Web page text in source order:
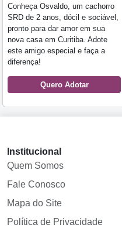
Conheça Osvaldo, um cachorro
SRD de 2 anos, dócil e sociável,
pronto para dar amor em sua
nova casa em Curitiba. Adote
este amigo especial e faça a
diferença!
Quero Adotar
Institucional
Quem Somos
Fale Conosco
Mapa do Site
Política de Privacidade